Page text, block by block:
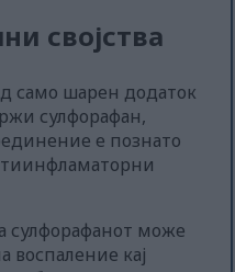
својства
само шарен додаток
сулфорафан,
е познато
сулфорафанот може
воспаление кај